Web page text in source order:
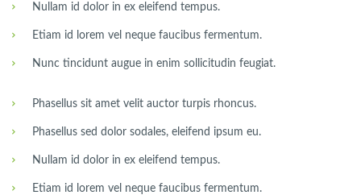
Nullam id dolor in ex eleifend tempus.
Etiam id lorem vel neque faucibus fermentum.
Nunc tincidunt augue in enim sollicitudin feugiat.
Phasellus sit amet velit auctor turpis rhoncus.
Phasellus sed dolor sodales, eleifend ipsum eu.
Nullam id dolor in ex eleifend tempus.
Etiam id lorem vel neque faucibus fermentum.